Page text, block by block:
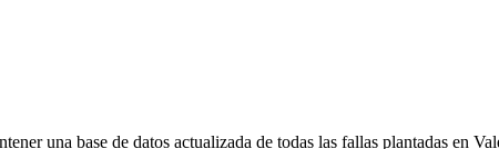
una base de datos actualizada de todas las fallas plantadas en